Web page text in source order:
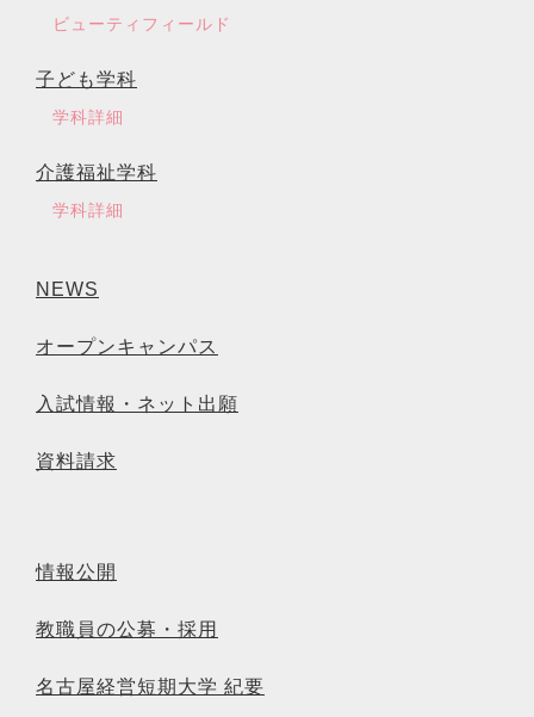
ビューティフィールド
子ども学科
学科詳細
介護福祉学科
学科詳細
NEWS
オープンキャンパス
入試情報・ネット出願
資料請求
情報公開
教職員の公募・採用
名古屋経営短期大学 紀要